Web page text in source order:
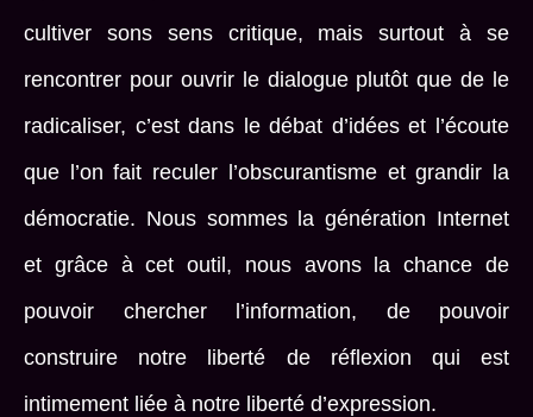
cultiver sons sens critique, mais surtout à se
rencontrer pour ouvrir le dialogue plutôt que de le
radicaliser, c’est dans le débat d’idées et l’écoute
que l’on fait reculer l’obscurantisme et grandir la
démocratie. Nous sommes la génération Internet
et grâce à cet outil, nous avons la chance de
pouvoir chercher l’information, de pouvoir
construire notre liberté de réflexion qui est
intimement liée à notre liberté d’expression.